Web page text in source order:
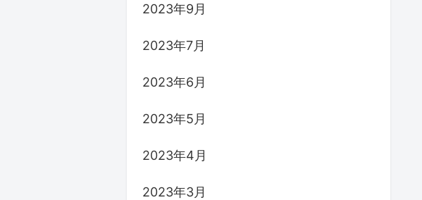
2023年9月
2023年7月
2023年6月
2023年5月
2023年4月
2023年3月